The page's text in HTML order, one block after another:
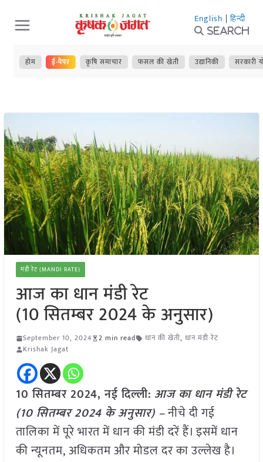
Skip
to
content
English | हिन्दी
Search
होम ई-पेपर कृषि समाचार फसल की खेती उद्यानिकी सरकारी
मंडी रेट (MANDI RATE)
आज का धान मंडी रेट
(10 सितम्बर 2024 के अनुसार)
September 10, 2024 2 min read धान की खेती, धान मंडी रेट
Krishak Jagat
10 सितम्बर 2024, नई दिल्ली: आज का धान मंडी रेट
(10 सितम्बर 2024 के अनुसार) –नीचे दी गई
तालिका में पूरे भारत में धान की मंडी दरें हैं। इसमें धान
की न्यूनतम, अधिकतम और मोडल दर का उल्लेख है।